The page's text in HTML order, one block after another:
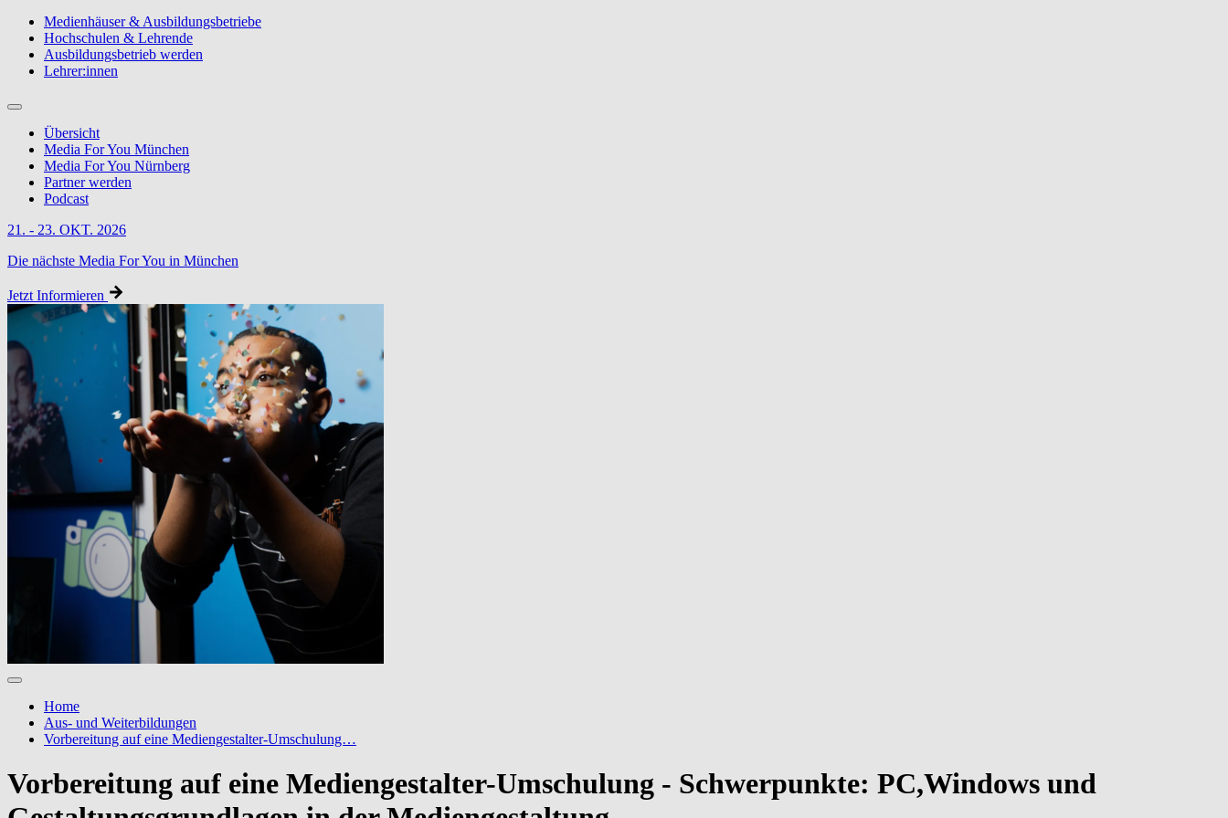
Medienhäuser & Ausbildungsbetriebe
Hochschulen & Lehrende
Ausbildungsbetrieb werden
Lehrer:innen
Übersicht
Media For You München
Media For You Nürnberg
Partner werden
Podcast
21. - 23. OKT. 2026
Die nächste Media For You in München
Jetzt Informieren
Home
Aus- und Weiterbildungen
Vorbereitung auf eine Mediengestalter-Umschulung…
Vorbereitung auf eine Mediengestalter-Umschulung - Schwerpunkte: PC,Windows und